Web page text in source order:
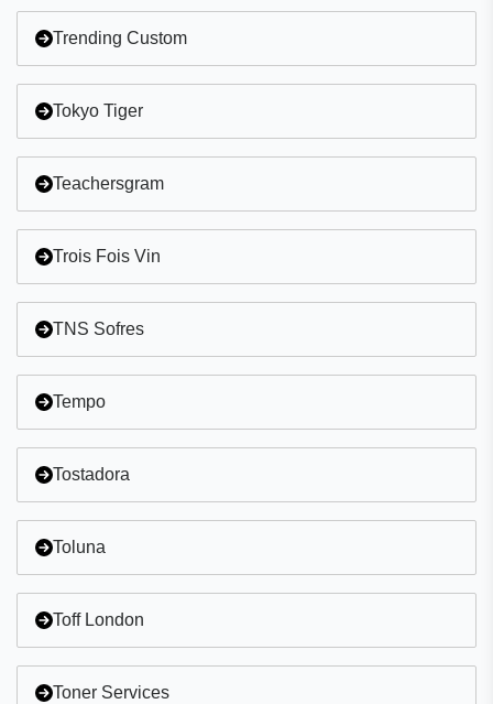
Commencez par U
Commencez par X
Commencez par Z
0 - 9
Trending Custom
Tokyo Tiger
Teachersgram
Trois Fois Vin
TNS Sofres
Tempo
Tostadora
Toluna
Toff London
Toner Services